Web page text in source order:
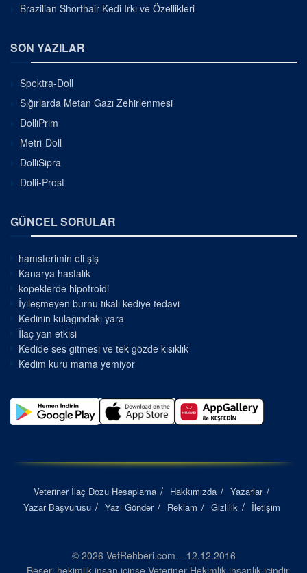
Brazilian Shorthair Kedi Irkı ve Özellikleri
SON YAZILAR
Spektra-Doll
Sığırlarda Metan Gazı Zehirlenmesi
DolliPrim
Metri-Doll
DolliSipra
Dolli-Prost
GÜNCEL SORULAR
hamsterimin eli şiş
Kanarya hastalık
kopeklerde hipotroidi
İyileşmeyen burnu tıkalı kediye tedavi
Kedinin kulağındaki yara
İlaç yan etkisi
Kedide ses gitmesi ve tek gözde kısıklık
Kedim kuru mama yemiyor
Veteriner İlaç Dozu Hesaplama Hakkımızda
Yazarlar
Yazar Başvurusu
Yazı Gönder Reklam Gizlilik İletişim
© 2026 VetRehberi.com – 12.12.2016
Beşeri hekimlik insan içinse Veteriner Hekimlik insanlık içindir...